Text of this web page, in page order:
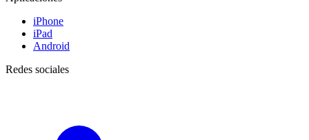
iPhone
iPad
Android
Redes sociales